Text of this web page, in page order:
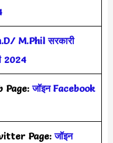
M.Phil सरकारी
2024
Page:जॉइन Facebook
Page:जॉइन